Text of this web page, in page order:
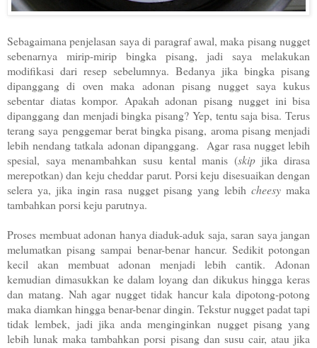
Sebagaimana penjelasan saya di paragraf awal, maka pisang nugget
sebenarnya mirip-mirip bingka pisang, jadi saya melakukan
modifikasi dari resep sebelumnya. Bedanya jika bingka pisang
dipanggang di oven maka adonan pisang nugget saya kukus
sebentar diatas kompor. Apakah adonan pisang nugget ini bisa
dipanggang dan menjadi bingka pisang? Yep, tentu saja bisa. Terus
terang saya penggemar berat bingka pisang, aroma pisang menjadi
lebih nendang tatkala adonan dipanggang. Agar rasa nugget lebih
spesial, saya menambahkan susu kental manis (skipjika dirasa
merepotkan) dan keju cheddar parut. Porsi keju disesuaikan dengan
selera ya, jika ingin rasa nugget pisang yang lebih cheesymaka
tambahkan porsi keju parutnya.
Proses membuat adonan hanya diaduk-aduk saja, saran saya jangan
melumatkan pisang sampai benar-benar hancur. Sedikit potongan
kecil akan membuat adonan menjadi lebih cantik. Adonan
kemudian dimasukkan ke dalam loyang dan dikukus hingga keras
dan matang. Nah agar nugget tidak hancur kala dipotong-potong
maka diamkan hingga benar-benar dingin. Tekstur nugget padat tapi
tidak lembek, jadi jika anda menginginkan nugget pisang yang
lebih lunak maka tambahkan porsi pisang dan susu cair, atau jika